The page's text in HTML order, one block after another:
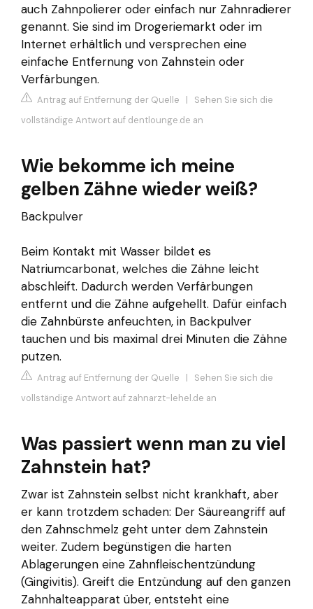
auch Zahnpolierer oder einfach nur Zahnradierer
genannt. Sie sind im Drogeriemarkt oder im
Internet erhältlich und versprechen eine
einfache Entfernung von Zahnstein oder
Verfärbungen.
Antrag auf Entfernung der Quelle | Sehen Sie sich die
vollständige Antwort auf dentlounge.de an
Wie bekomme ich meine
gelben Zähne wieder weiß?
Backpulver
Beim Kontakt mit Wasser bildet es
Natriumcarbonat, welches die Zähne leicht
abschleift. Dadurch werden Verfärbungen
entfernt und die Zähne aufgehellt. Dafür einfach
die Zahnbürste anfeuchten, in Backpulver
tauchen und bis maximal drei Minuten die Zähne
putzen.
Antrag auf Entfernung der Quelle | Sehen Sie sich die
vollständige Antwort auf zahnarzt-lehel.de an
Was passiert wenn man zu viel
Zahnstein hat?
Zwar ist Zahnstein selbst nicht krankhaft, aber
er kann trotzdem schaden: Der Säureangriff auf
den Zahnschmelz geht unter dem Zahnstein
weiter. Zudem begünstigen die harten
Ablagerungen eine Zahnfleischentzündung
(Gingivitis). Greift die Entzündung auf den ganzen
Zahnhalteapparat über, entsteht eine